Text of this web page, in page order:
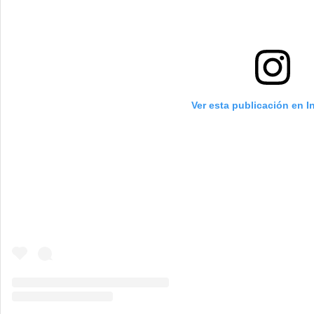
Ver esta publicación en